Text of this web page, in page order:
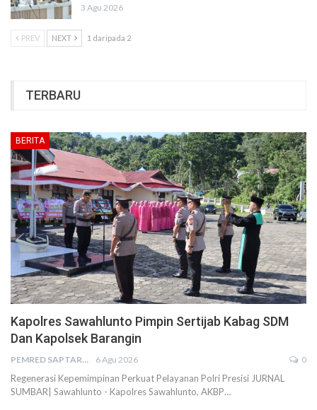
3 Agu 2026
PREV NEXT 1 daripada 2
TERBARU
BERITA
Kapolres Sawahlunto Pimpin Sertijab Kabag SDM
Dan Kapolsek Barangin
PEMRED SAPTARIUS 6 Agu 2026 0
Regenerasi Kepemimpinan Perkuat Pelayanan Polri Presisi JURNAL
SUMBAR| Sawahlunto - Kapolres Sawahlunto, AKBP…